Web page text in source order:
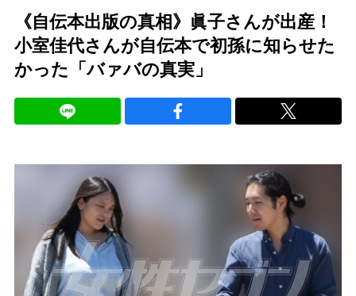
《自伝本出版の真相》眞子さんが出産！
小室佳代さんが自伝本で初孫に知らせた
かった「バァバの真実」